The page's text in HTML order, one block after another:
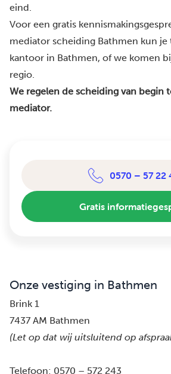
eind.
Voor een gratis
mediator scheiding Bathmen kun
kantoor in Bathmen, of we komen
regio.
We regelen de scheiding van begin
mediator.
0570 – 57 22
Gratis
Onze vestiging in Bathmen
Brink 1
7437 AM Bathmen
(Let op dat wij uitsluitend op
Telefoon: 0570 – 572 243